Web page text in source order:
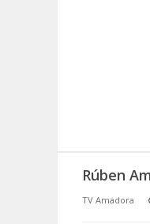
(RE) PENSAMENTOS
Rúben
TV Amadora